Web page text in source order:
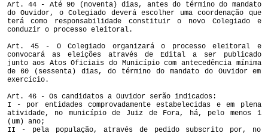
Art. 44 - Até 90 (noventa) dias, antes do término do mandato
do Ouvidor, o Colegiado deverá escolher uma coordenação que
terá como responsabilidade constituir o novo Colegiado e
conduzir o processo eleitoral.
Art. 45 - O Colegiado organizará o processo eleitoral e
convocará as eleições através de Edital a ser publicado
junto aos Atos Oficiais do Município com antecedência mínima
de 60 (sessenta) dias, do término do mandato do Ouvidor em
exercício.
Art. 46 - Os candidatos a Ouvidor serão indicados:
I - por entidades comprovadamente estabelecidas e em plena
atividade, no município de Juiz de Fora, há, pelo menos 1
(um) ano;
II - pela população, através de pedido subscrito por, no